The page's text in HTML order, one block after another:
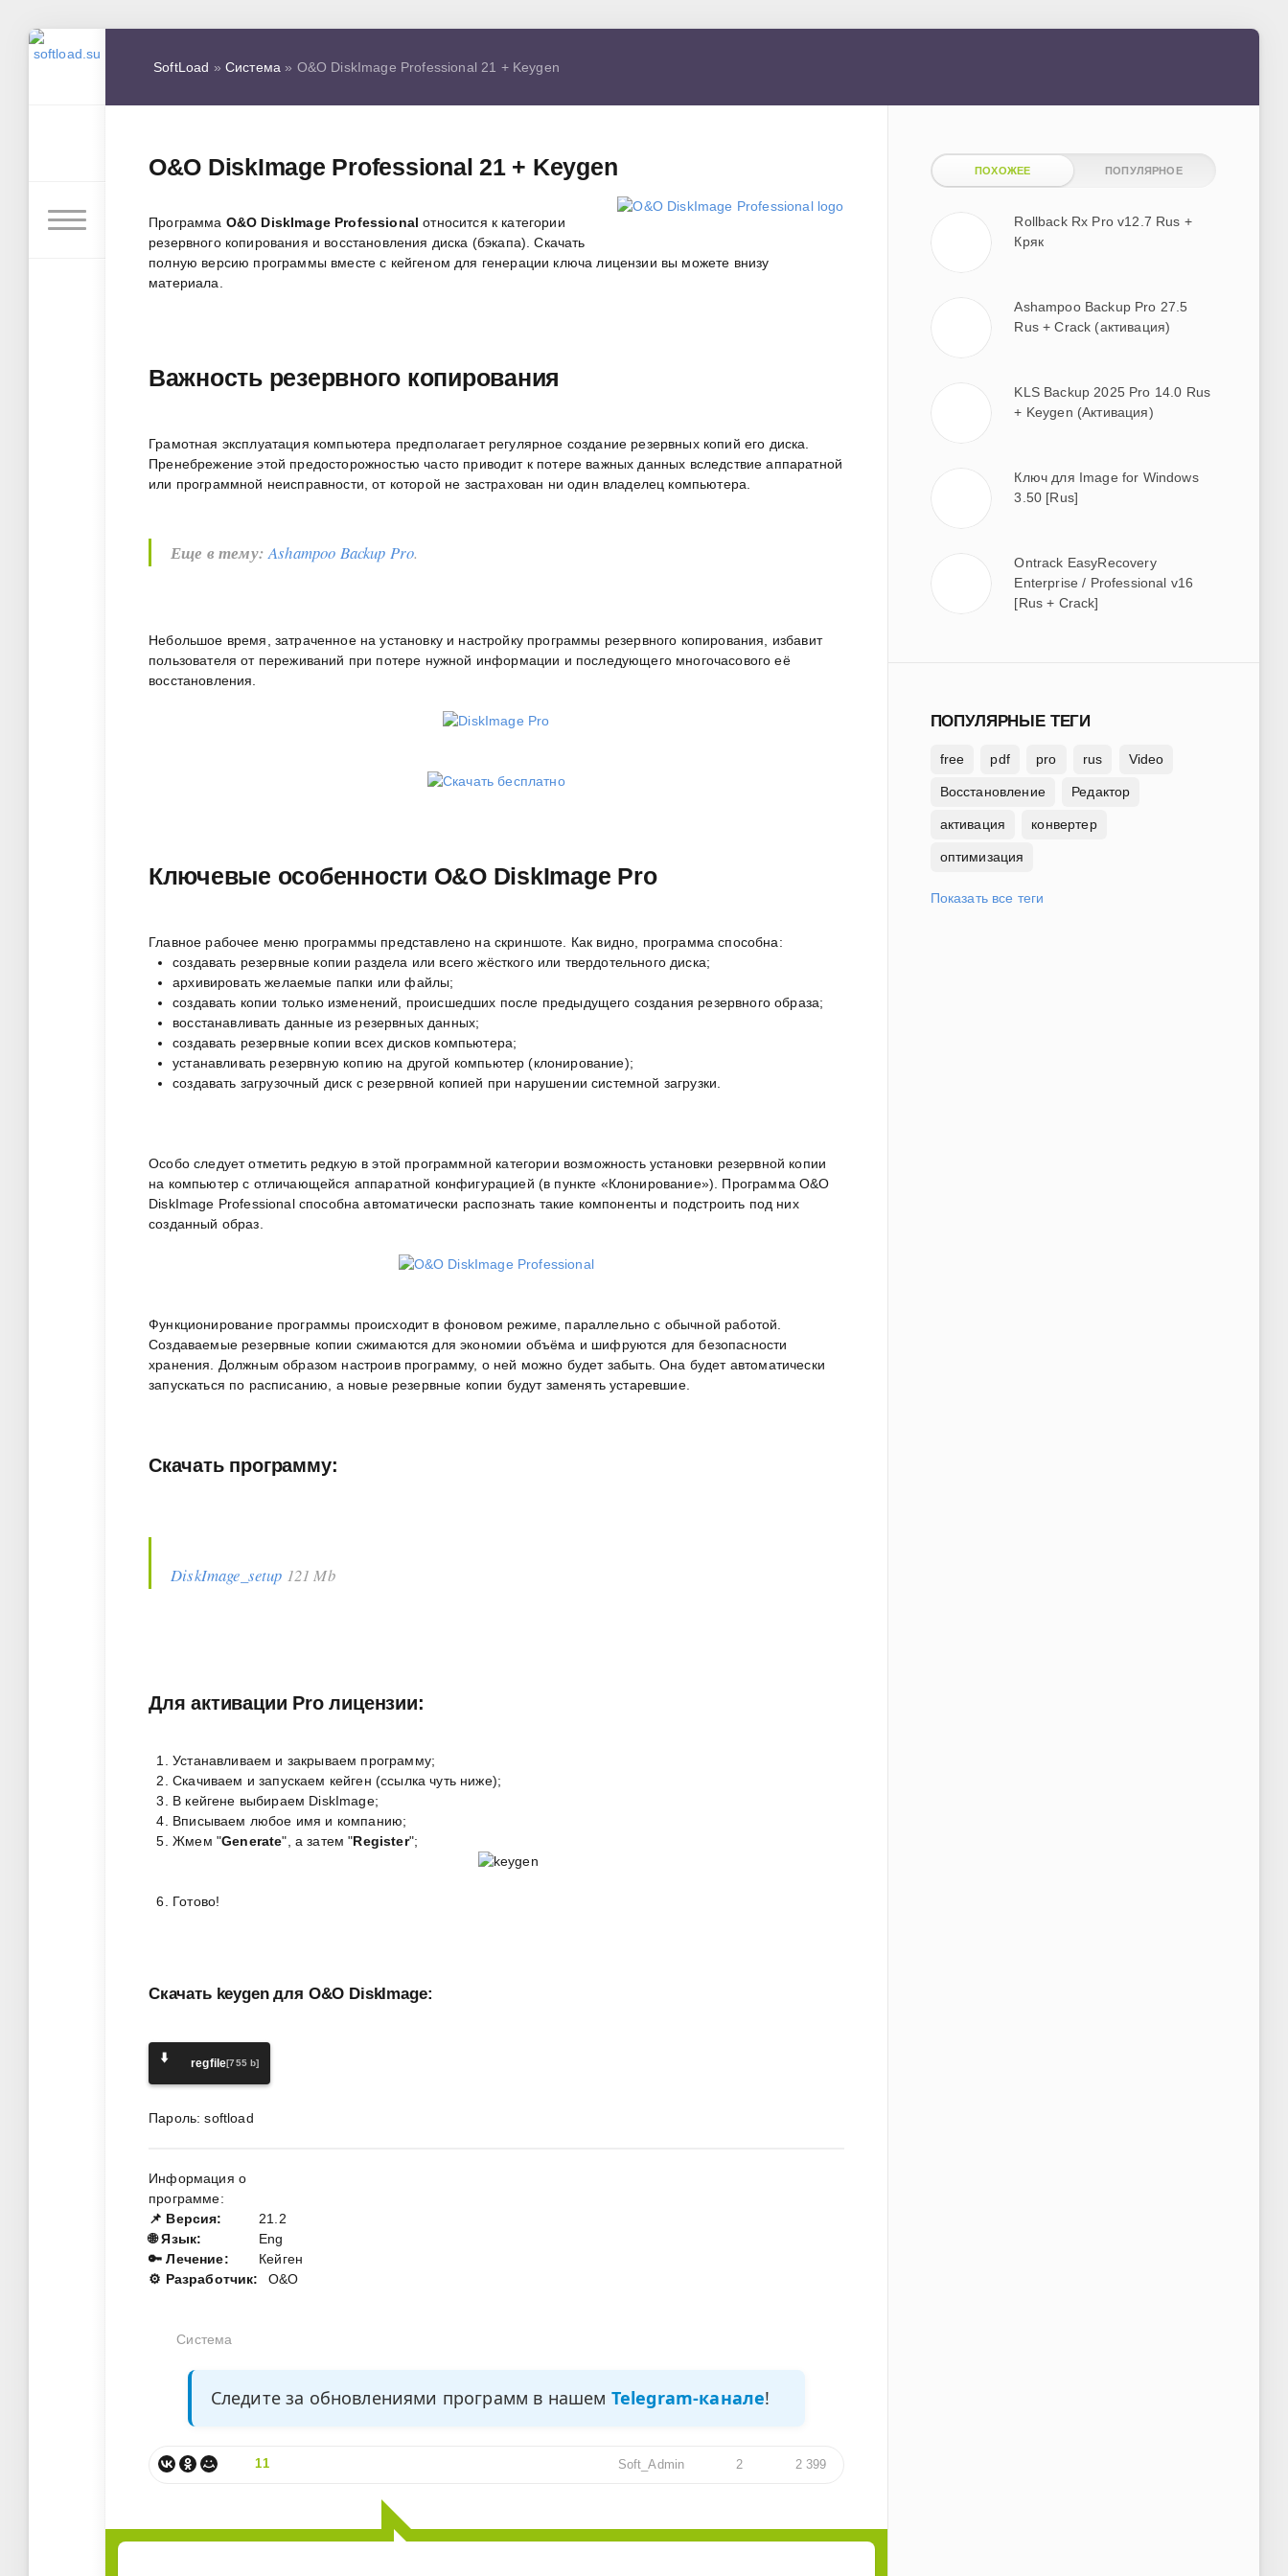
SoftLoad » Система » O&O DiskImage Professional 21 + Keygen
O&O DiskImage Professional 21 + Keygen
Программа O&O DiskImage Professional относится к категории
резервного копирования и восстановления диска (бэкапа). Скачать
полную версию программы вместе с кейгеном для генерации ключа лицензии вы можете внизу
материала.
Важность резервного копирования
Грамотная эксплуатация компьютера предполагает регулярное создание резервных копий его диска.
Пренебрежение этой предосторожностью часто приводит к потере важных данных вследствие аппаратной
или программной неисправности, от которой не застрахован ни один владелец компьютера.
Еще в тему: Ashampoo Backup Pro.
Небольшое время, затраченное на установку и настройку программы резервного копирования, избавит
пользователя от переживаний при потере нужной информации и последующего многочасового её
восстановления.
Ключевые особенности O&O DiskImage Pro
Главное рабочее меню программы представлено на скриншоте. Как видно, программа способна:
создавать резервные копии раздела или всего жёсткого или твердотельного диска;
архивировать желаемые папки или файлы;
создавать копии только изменений, происшедших после предыдущего создания резервного образа;
восстанавливать данные из резервных данных;
создавать резервные копии всех дисков компьютера;
устанавливать резервную копию на другой компьютер (клонирование);
создавать загрузочный диск с резервной копией при нарушении системной загрузки.
Особо следует отметить редкую в этой программной категории возможность установки резервной копии
на компьютер с отличающейся аппаратной конфигурацией (в пункте «Клонирование»). Программа O&O
DiskImage Professional способна автоматически распознать такие компоненты и подстроить под них
созданный образ.
Функционирование программы происходит в фоновом режиме, параллельно с обычной работой.
Создаваемые резервные копии сжимаются для экономии объёма и шифруются для безопасности
хранения. Должным образом настроив программу, о ней можно будет забыть. Она будет автоматически
запускаться по расписанию, а новые резервные копии будут заменять устаревшие.
Скачать программу:
DiskImage_setup 121 Mb
Для активации Pro лицензии:
Устанавливаем и закрываем программу;
Скачиваем и запускаем кейген (ссылка чуть ниже);
В кейгене выбираем DiskImage;
Вписываем любое имя и компанию;
Жмем "Generate", а затем "Register";
Готово!
Скачать keygen для O&O DiskImage:
⬇️ regfile[755 b]
Пароль: softload
Информация о
программе:
📌 Версия:
21.2
🌐 Язык:
Eng
🔑 Лечение:
Кейген
⚙️ Разработчик:
O&O
Система
Следите за обновлениями программ в нашем Telegram-канале!
11 Soft_Admin 2 2 399
ПОХОЖЕЕ ПОПУЛЯРНОЕ
Rollback Rx Pro v12.7 Rus +
Кряк
Ashampoo Backup Pro 27.5
Rus + Crack (активация)
KLS Backup 2025 Pro 14.0 Rus
+ Keygen (Активация)
Ключ для Image for Windows
3.50 [Rus]
Ontrack EasyRecovery
Enterprise / Professional v16
[Rus + Crack]
ПОПУЛЯРНЫЕ ТЕГИ
free pdf pro rus Video
Восстановление Редактор
активация конвертер
оптимизация
Показать все теги